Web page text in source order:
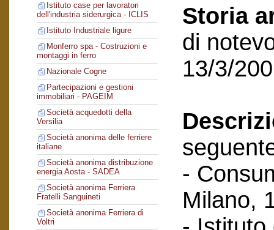
Istituto case per lavoratori
dell'industria siderurgica - ICLIS
Istituto Industriale ligure
Monferro spa - Costruzioni e
montaggi in ferro
Nazionale Cogne
Partecipazioni e gestioni
immobiliari - PAGEIM
Società acquedotti della
Versilia
Società anonima delle ferriere
italiane
Società anonima distribuzione
energia Aosta - SADEA
Società anonima Ferriera
Fratelli Sanguineti
Società anonima Ferriera di
Voltri
Storia
di
13/3/
-
Milano,